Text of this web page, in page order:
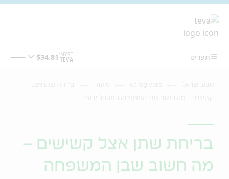
בריחת שתן אצל קשישים –
מה חשוב שבן המשפחה